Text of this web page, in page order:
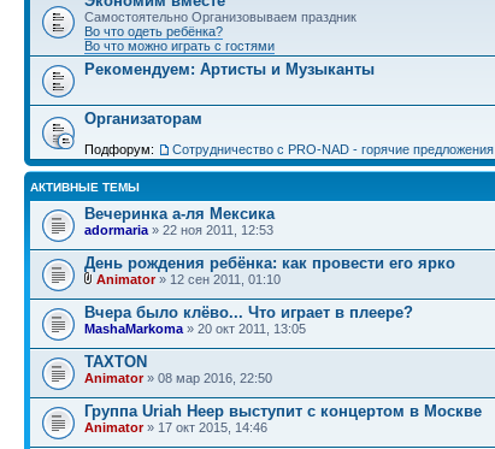
Самостоятельно Организовываем праздник
Во что одеть ребёнка?
Во что можно играть с гостями
Рекомендуем: Артисты и Музыканты
Организаторам
Подфорум: Сотрудничество c PRO-NAD - горячие предложения
АКТИВНЫЕ ТЕМЫ
Вечеринка а-ля Мексика
adormaria » 22 ноя 2011, 12:53
День рождения ребёнка: как провести его ярко
Animator» 12 сен 2011, 01:10
Bчера было клёво... Что играет в плеере?
MashaMarkoma » 20 окт 2011, 13:05
TAXTON
Animator» 08 мар 2016, 22:50
Группа Uriah Heep выступит с концертом в Москве
Animator» 17 окт 2015, 14:46